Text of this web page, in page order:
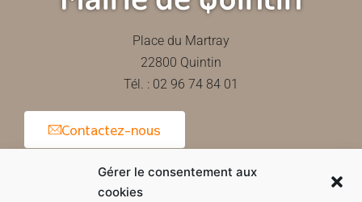
Gérer le consentement aux
cookies
Place du Martray
22800 Quintin
Tél. : 02 96 74 84 01
Contactez-nous